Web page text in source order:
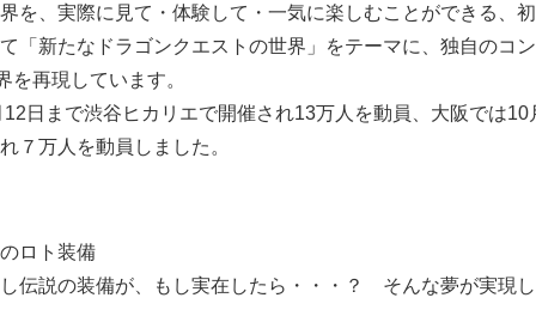
、実際に見て・体験して・一気に楽しむことができる、
「新たなドラゴンクエストの世界」をテーマに、独自のコ
を再現しています。
日まで渋谷ヒカリエで開催され13万人を動員、大阪では
７万人を動員しました。
ロト装備
伝説の装備が、もし実在したら・・・？ そんな夢が実現